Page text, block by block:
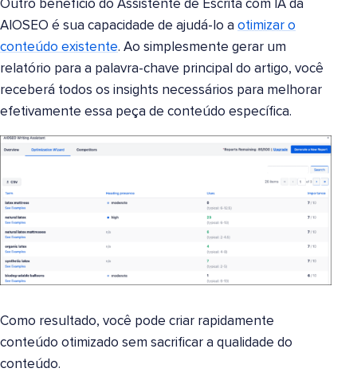
Outro benefício do Assistente de Escrita com IA da
AIOSEO é sua capacidade de ajudá-lo a otimizar o
conteúdo existente. Ao simplesmente gerar um
relatório para a palavra-chave principal do artigo, você
receberá todos os insights necessários para melhorar
efetivamente essa peça de conteúdo específica.
Como resultado, você pode criar rapidamente
conteúdo otimizado sem sacrificar a qualidade do
conteúdo.